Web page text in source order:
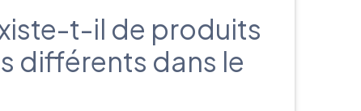
t-il de produits
différents dans le